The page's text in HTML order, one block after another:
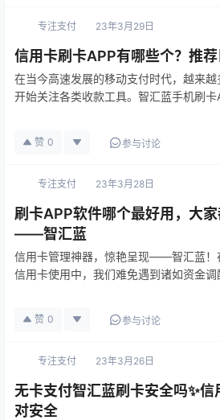
专注支付 23年3月29日
信用卡刷卡APP有哪些个？推
在当今高速发展的移动支付时代，越来越
开始关注各类收款工具。智汇蓝手机刷卡
蓝APP到底安全吗？如何使用智汇蓝刷信
赞 0 参与讨论
专注支付 23年3月28日
刷卡APP软件哪个最好用，大
——智汇蓝
信用卡管理神器，惊艳呈现——智汇蓝！
信用卡使用中，我们难免遇到诸如资金调
效地管理信用卡。市场上虽然有众多刷卡
赞 0 参与讨论
专注支付 23年3月26日
无卡支付智汇蓝刷卡安全吗✨
对安全